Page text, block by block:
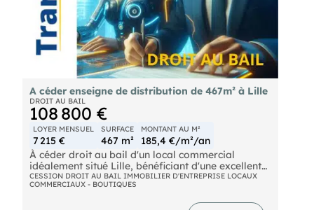
A céder enseigne de distribution de 467m² à Lille
DROIT AU BAIL
108 800 €
LOYER MENSUEL
7 215 €
SURFACE
467 m²
MONTANT AU M²
185,4 €/m²/an
À céder droit au bail d'un local commercial
idéalement situé Lille, bénéficiant d'une excellente
visibilité et d'un fort passage. Local d'une surface
commerciale d'environ 367 m² hors réserve en très
bon état. Bail commercial 3/6/9 en cours,
CESSION DROIT AU BAIL IMMOBILIER D'ENTREPRISE LOCAUX
COMMERCIAUX - BOUTIQUES